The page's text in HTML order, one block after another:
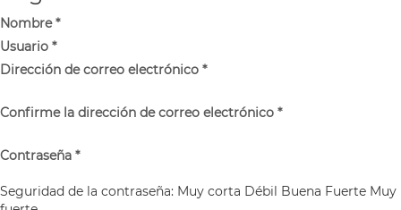
Nombre*
Usuario *
Dirección de correo electrónico *
Confirme la dirección de correo electrónico *
Contraseña *
Seguridad de la contraseña: Muy corta Débil Buena Fuerte Muy